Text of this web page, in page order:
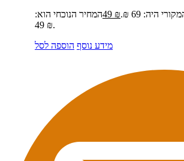
היה: 69 ₪. 49 ₪
המחיר הנוכחי הוא:
49 ₪.
מידע נוסף הוספה לסל